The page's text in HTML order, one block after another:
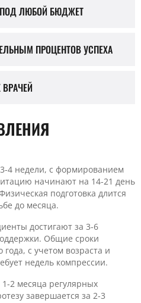
ЛЮБОЙ БЮДЖЕТ
ПРОЦЕНТОВ УСПЕХА
4 недели, с формированием
начинают на 14-21 день
подготовка длится
до месяца.
достигают за 3-6
Общие сроки
с учетом возраста и
недель компрессии.
2 месяца регулярных
завершается за 2-3